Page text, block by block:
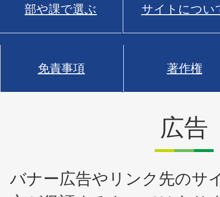
部や課で選ぶ サイトについ
免責事項 著作権
広告
バナー広告やリンク先のサ